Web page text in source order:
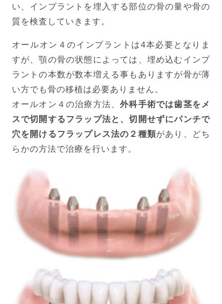
い、インプラントを埋入する部位の骨の量や骨の
質を検査していきます。
オールオン４のインプラントは4本必要となりま
すが、顎の骨の状態によっては、埋め込むインプ
ラントの本数が数本増える事もありますが骨が薄
い方でも骨の移植は必要ありません。
オールオン４の治療方法、外科手術では歯茎をメ
スで切開するフラップ法と、切開せずにパンチで
穴を開けるフラップレス法の２種類があり、どち
らかの方法で治療を行います。